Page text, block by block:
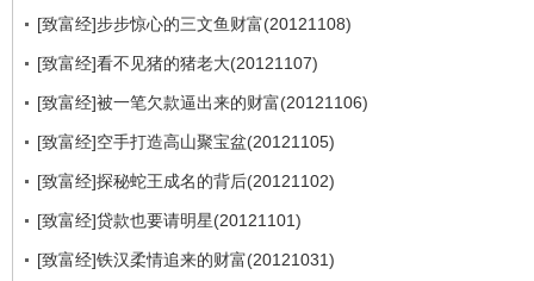
[致富经]步步惊心的三文鱼财富(20121108)
[致富经]看不见猪的猪老大(20121107)
[致富经]被一笔欠款逼出来的财富(20121106)
[致富经]空手打造高山聚宝盆(20121105)
[致富经]探秘蛇王成名的背后(20121102)
[致富经]贷款也要请明星(20121101)
[致富经]铁汉柔情追来的财富(20121031)